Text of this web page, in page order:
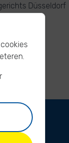
Düsseldorf